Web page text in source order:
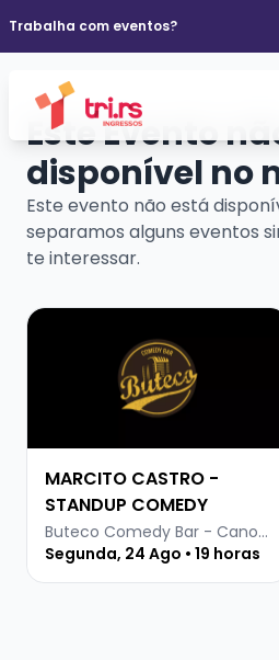
Trabalha com eventos?
Este Evento
disponível no
Este evento não está
separamos alguns eventos
te interessar.
Veja mais sobre MARCITO
MARCITO CASTRO -
STANDUP COMEDY
Buteco Comedy Bar - Canoas
Segunda, 24 Ago • 19 horas